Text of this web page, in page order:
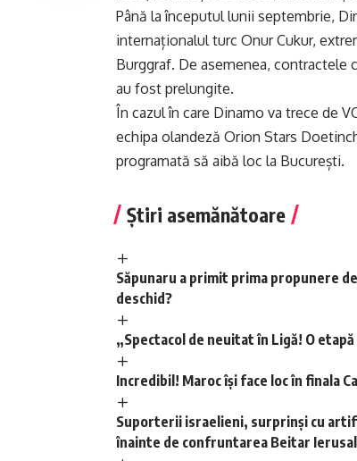
Până la începutul lunii septembrie,
internaționalul turc Onur Cukur,
Burggraf. De asemenea, contractele
au fost prelungite.
În cazul în care Dinamo va trece de
echipa olandeză Orion Stars
programată să aibă loc la București.
Știri asemănătoare
Săpunaru a primit prima propunere
deschid?
„Spectacol de neuitat în Ligă! O
Incredibil! Maroc își face loc în finala
Suporterii israelieni, surprinși cu
înainte de confruntarea Beitar